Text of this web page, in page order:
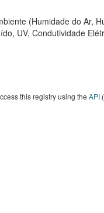
(Humidade do Ar,
UV, Condutividade
this registry using the API